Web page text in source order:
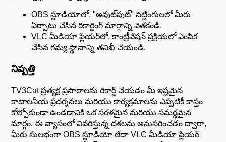
OBS స్టూడియోలో, "అవుట్‌పుట్" సెట్టింగులలో మీరు
ఏర్పాటు చేసిన రికార్డింగ్ మార్గాన్ని వెతకండి.
VLC మీడియా ప్లేయర్‌లో, కాంట్రీవేషన్ ప్రక్రియలో ఎంపిక
చేసిన గమ్య స్థానాన్ని తనిఖీ చేయండి.
నిష్పత్తి
TV3Cat ప్రత్యక్ష ప్రసారాలను రికార్డ్ చేయడం మీ ఇష్టమైన
కాటాలనీయ ప్రదర్శనలు మరియు కార్యక్రమాలను ఎప్పటికీ కాస్తం
కోల్పోకుండా ఉండడానికి ఒక సరళమైన మరియు సమర్థమైన
మార్గం. ఈ వ్యాసంలో వివరిస్తున్న దశలను అనుసరించడం ద్వారా,
మీరు సులభంగా OBS స్టూడియో లేదా VLC మీడియా ప్లేయర్